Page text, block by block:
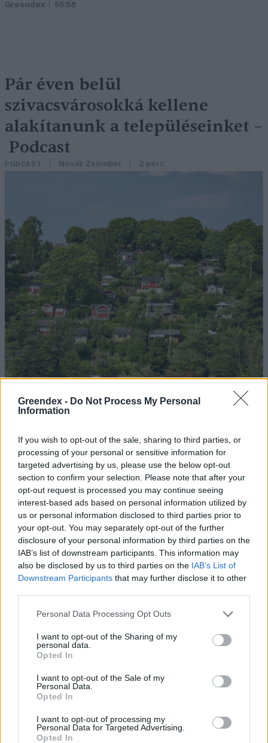
Greendex - Do Not Process My Personal
Information
If you wish to opt-out of the sale, sharing to third parties, or
processing of your personal or sensitive information for
targeted advertising by us, please use the below opt-out
section to confirm your selection. Please note that after your
opt-out request is processed you may continue seeing
interest-based ads based on personal information utilized by
us or personal information disclosed to third parties prior to
your opt-out. You may separately opt-out of the further
disclosure of your personal information by third parties on the
IAB’s list of downstream participants. This information may
also be disclosed by us to third parties on the IAB’s List of
Downstream Participants that may further disclose it to other
Personal Data Processing Opt Outs
I want to opt-out of the Sharing of my
personal data.
Opted In
I want to opt-out of the Sale of my
Personal Data.
Opted In
I want to opt-out of processing my
Personal Data for Targeted Advertising.
Opted In
Greendex 55:58
Pár éven belül
szivacsvárosokká kellene
alakítanunk a településeinket –
Podcast
PODCAST Novák Zsombor 2 perc
Szöllősi Gáborral, a Gardenfutura ügyvezetőjével beszélgettünk.
Történelmi aszály sújtja Nagy-
Britanniát is
SZEMLE
Elképesztő felvétel mutatja meg,
mekkora a különbség az áradó és a
kiszáradó Duna között
ÉLŐ BOLYGÓNK